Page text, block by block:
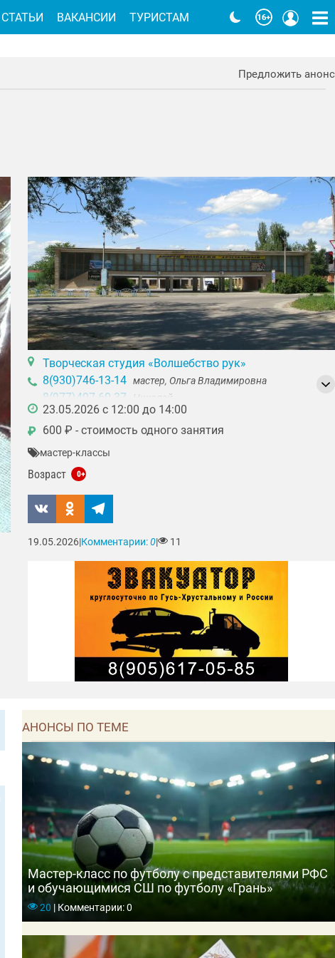
Предложить анонс
Творческая студия «Волшебство рук»
8(930)746-13-14 мастер, Ольга Владимировна
8(977)497-60-37 Николай
23.05.2026 с 12:00 до 14:00
600 ₽ - стоимость одного занятия
₽
мастер-классы
Возраст 0+
19.05.2026 Комментарии:0 11
АНОНСЫ ПО ТЕМЕ
Мастер-класс по футболу с представителями РФС
и обучающимися СШ по футболу «Грань»
20 |Комментарии: 0
СТАТЬИ ВАКАНСИИ ТУРИСТАМ